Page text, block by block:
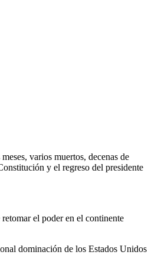
varios muertos, decenas de
y el regreso del presidente
el poder en el continente
dominación de los Estados Unidos